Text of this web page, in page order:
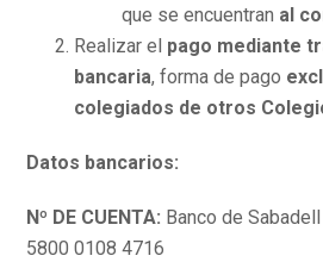
que se encuentran al
Realizar el pago mediante
bancaria, forma de pago
colegiados de otros
Datos bancarios:
Nº DE CUENTA: Banco de
5800 0108 4716